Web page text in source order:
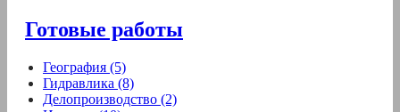
Готовые работы
География (5)
Гидравлика (8)
Делопроизводство (2)